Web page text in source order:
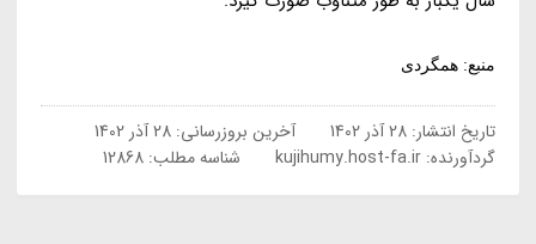
منبع: همگردی
تاریخ انتشار:28 آذر 1402 آخرین بروزرسانی:28 آذر 1402
گردآورنده:kujihumy.host-fa.ir شناسه مطلب: 12868